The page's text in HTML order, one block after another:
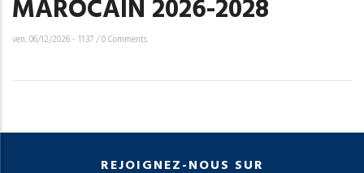
MAROCAIN 2026-2028
ven, 06/12/2026 - 11:37/0 Comments
REJOIGNEZ-NOUS SUR